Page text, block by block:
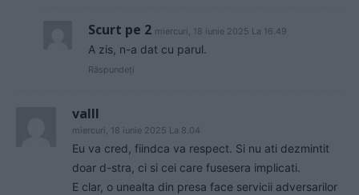
Scurt pe 2 miercuri, 18 iunie 2025 La 16.49
A zis, n-a dat cu parul.
Răspundeți
valll
miercuri, 18 iunie 2025 La 8.04
Eu va cred, fiindca va respect. Si nu ati dezmintit
doar d-stra, ci si cei care fusesera implicati.
E clar, o unealta din presa face servicii adversarilor